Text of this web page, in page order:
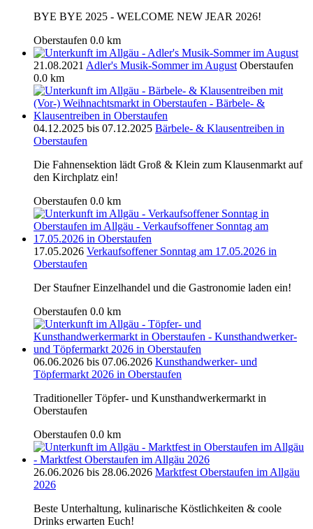
BYE BYE 2025 - WELCOME NEW JEAR 2026!
Oberstaufen 0.0 km
21.08.2021 Adler's Musik-Sommer im August Oberstaufen
0.0 km
04.12.2025 bis 07.12.2025 Bärbele- & Klausentreiben in
Oberstaufen
Die Fahnensektion lädt Groß & Klein zum Klausenmarkt auf
den Kirchplatz ein!
Oberstaufen 0.0 km
17.05.2026 Verkaufsoffener Sonntag am 17.05.2026 in
Oberstaufen
Der Staufner Einzelhandel und die Gastronomie laden ein!
Oberstaufen 0.0 km
06.06.2026 bis 07.06.2026 Kunsthandwerker- und
Töpfermarkt 2026 in Oberstaufen
Traditioneller Töpfer- und Kunsthandwerkermarkt in
Oberstaufen
Oberstaufen 0.0 km
26.06.2026 bis 28.06.2026 Marktfest Oberstaufen im Allgäu
2026
Beste Unterhaltung, kulinarische Köstlichkeiten & coole
Drinks erwarten Euch!